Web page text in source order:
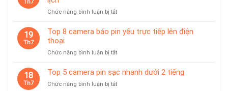
Chọn
Hiệu
chế
tiết
Th7
Chức năng bình luận bị tắtở
6
camera
dây
dùng
19
Th7
Top 8 camera báo pin yếu trực tiếp lên điện
thoại
Chức năng bình luận bị tắtở
8
báo
18
Th7
Top 5 camera pin sạc nhanh dưới 2 tiếng
Chức năng bình luận bị tắtở